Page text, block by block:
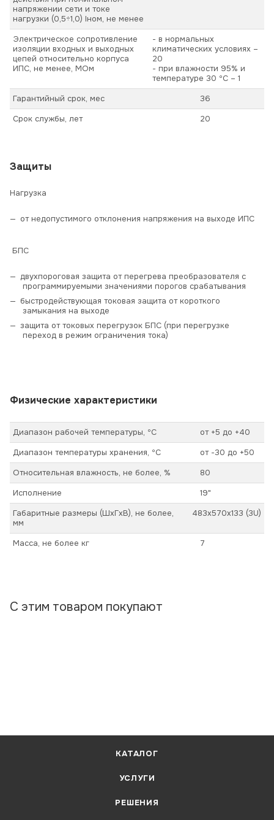
напряжении сети и токе
нагрузки (0,5÷1,0) Iном, не менее
Электрическое сопротивление
изоляции входных и выходных
цепей относительно корпуса
ИПС, не менее, МОм
- в нормальных
климатических условиях –
20
- при влажности 95% и
температуре 30 ºС – 1
Гарантийный срок, мес
36
Срок службы, лет
20
Защиты
Нагрузка
от недопустимого отклонения напряжения на выходе ИПС
БПС
двухпороговая защита от перегрева преобразователя с
программируемыми значениями порогов срабатывания
быстродействующая токовая защита от короткого
замыкания на выходе
защита от токовых перегрузок БПС (при перегрузке
переход в режим ограничения тока)
Физические характеристики
Диапазон рабочей температуры, ºС
от +5 до +40
Диапазон температуры хранения, ºС
от -30 до +50
Относительная влажность, не более, %
80
Исполнение
19"
Габаритные размеры (ШхГхВ), не более,
мм
483x570x133 (3U)
Масса, не более кг 7
С этим товаром покупают
КАТАЛОГ
УСЛУГИ
РЕШЕНИЯ